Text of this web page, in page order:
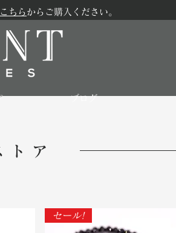
こちら からご購入ください。
ブログ
トア
セール!